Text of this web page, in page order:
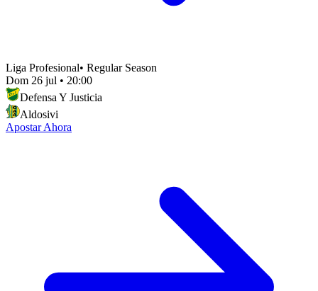
Liga Profesional• Regular Season
Dom 26 jul • 20:00
Defensa Y Justicia
Aldosivi
Apostar Ahora